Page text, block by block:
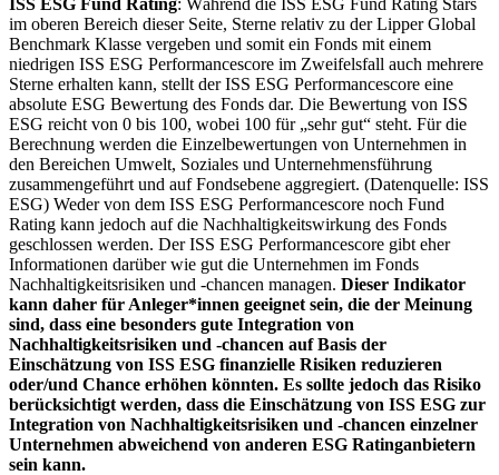
im oberen Bereich dieser Seite, Sterne relativ zu der Lipper Global
Benchmark Klasse vergeben und somit ein Fonds mit einem
niedrigen ISS ESG Performancescore im Zweifelsfall auch mehrere
Sterne erhalten kann, stellt der ISS ESG Performancescore eine
absolute ESG Bewertung des Fonds dar. Die Bewertung von ISS
ESG reicht von 0 bis 100, wobei 100 für „sehr gut“ steht. Für die
Berechnung werden die Einzelbewertungen von Unternehmen in
den Bereichen Umwelt, Soziales und Unternehmensführung
zusammengeführt und auf Fondsebene aggregiert. (Datenquelle: ISS
ESG) Weder von dem ISS ESG Performancescore noch Fund
Rating kann jedoch auf die Nachhaltigkeitswirkung des Fonds
geschlossen werden. Der ISS ESG Performancescore gibt eher
Informationen darüber wie gut die Unternehmen im Fonds
Nachhaltigkeitsrisiken und -chancen managen. Dieser Indikator
kann daher für Anleger*innen geeignet sein, die der Meinung
sind, dass eine besonders gute Integration von
Nachhaltigkeitsrisiken und -chancen auf Basis der
Einschätzung von ISS ESG finanzielle Risiken reduzieren
oder/und Chance erhöhen könnten. Es sollte jedoch das Risiko
berücksichtigt werden, dass die Einschätzung von ISS ESG zur
Integration von Nachhaltigkeitsrisiken und -chancen einzelner
Unternehmen abweichend von anderen ESG Ratinganbietern
sein kann.